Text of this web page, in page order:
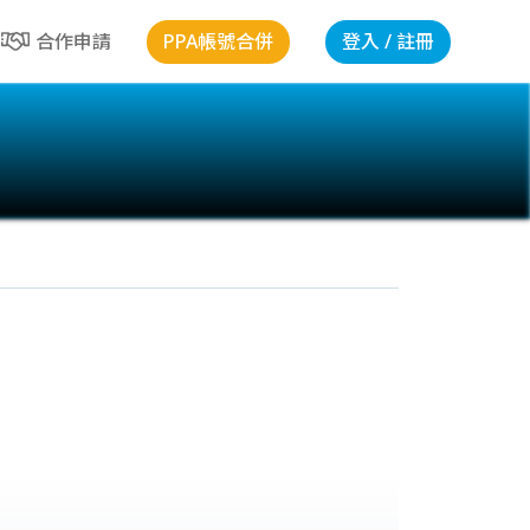
合作申請 PPA帳號合併 登入 / 註冊